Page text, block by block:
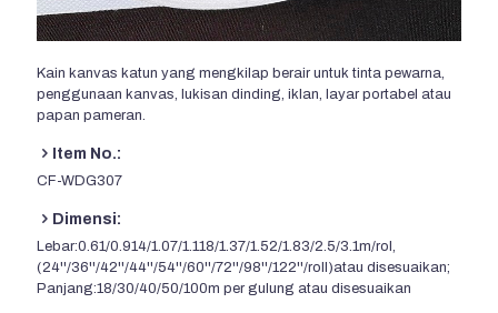
Kain kanvas katun yang mengkilap berair untuk tinta pewarna,
penggunaan kanvas, lukisan dinding, iklan, layar portabel atau
papan pameran.
Item No.:
CF-WDG307
Dimensi:
Lebar:0.61/0.914/1.07/1.118/1.37/1.52/1.83/2.5/3.1m/rol,
(24''/36''/42''/44''/54''/60''/72''/98''/122''/roll)atau disesuaikan;
Panjang:18/30/40/50/100m per gulung atau disesuaikan